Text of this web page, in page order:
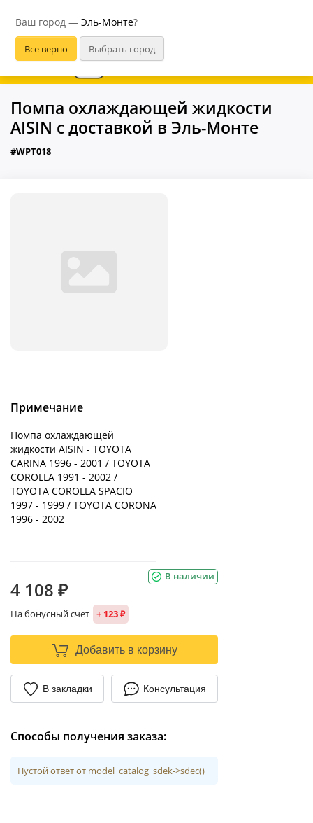
Ваш город — Эль-Монте?
В приложении удобнее
Помпа охлаждающей жидкости
AISIN с доставкой в Эль-Монте
#WPT018
Примечание
Помпа охлаждающей
жидкости AISIN - TOYOTA
CARINA 1996 - 2001 / TOYOTA
COROLLA 1991 - 2002 /
TOYOTA COROLLA SPACIO
1997 - 1999 / TOYOTA CORONA
1996 - 2002
В наличии
4 108 ₽
На бонусный счет + 123 ₽
Добавить в корзину
В закладки Консультация
Способы получения заказа:
Пустой ответ от model_catalog_sdek->sdec()